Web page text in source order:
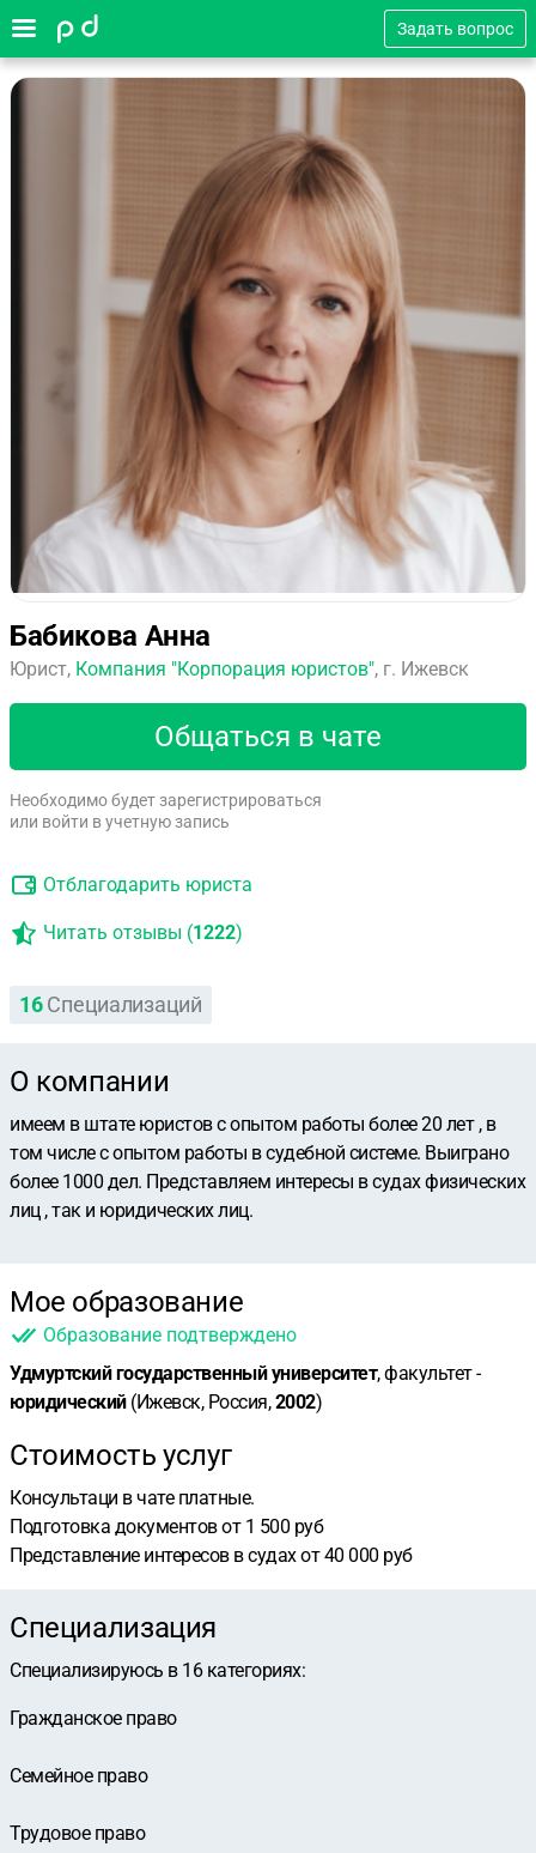
Задать вопрос
Бабикова Анна
Юрист, Компания "Корпорация юристов", г. Ижевск
Общаться в чате
Необходимо будет зарегистрироваться
или войти в учетную запись
Отблагодарить юриста
Читать отзывы (1222)
16 Специализаций
О компании
имеем в штате юристов с опытом работы более 20 лет , в
том числе с опытом работы в судебной системе. Выиграно
более 1000 дел. Представляем интересы в судах физических
лиц , так и юридических лиц.
Мое образование
Образование подтверждено
Удмуртский государственный университет, факультет -
юридический(Ижевск, Россия,2002)
Стоимость услуг
Консультаци в чате платные.
Подготовка документов от 1 500 руб
Представление интересов в судах от 40 000 руб
Специализация
Специализируюсь в 16 категориях:
Гражданское право
Семейное право
Трудовое право